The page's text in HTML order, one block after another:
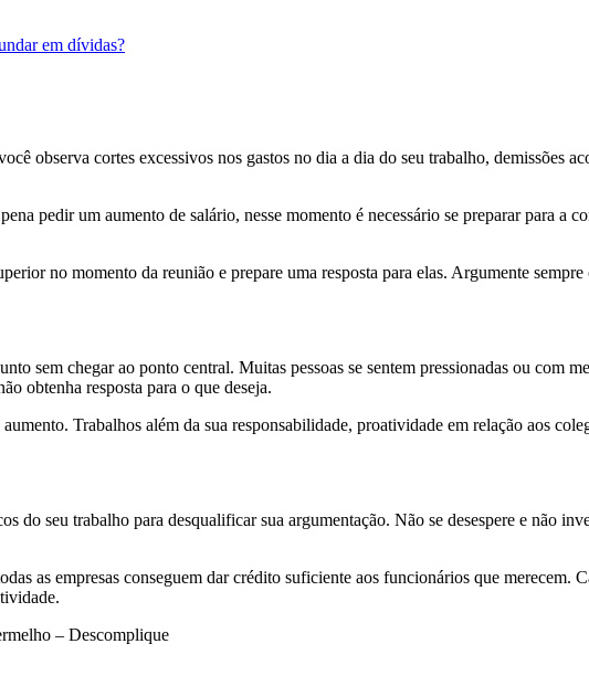
em dívidas?
observa cortes excessivos nos gastos no dia a dia do seu trabalho, demissões
pedir um aumento de salário, nesse momento é necessário se preparar para a
no momento da reunião e prepare uma resposta para elas. Argumente
sem chegar ao ponto central. Muitas pessoas se sentem pressionadas ou com
obtenha resposta para o que deseja.
Trabalhos além da sua responsabilidade, proatividade em relação aos
do seu trabalho para desqualificar sua argumentação. Não se desespere e não
as empresas conseguem dar crédito suficiente aos funcionários que merecem.
– Descomplique